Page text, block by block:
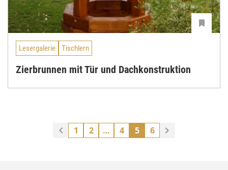
Lesergalerie Tischlern
Zierbrunnen mit Tür und Dachkonstruktion
1 2 … 4 5 6